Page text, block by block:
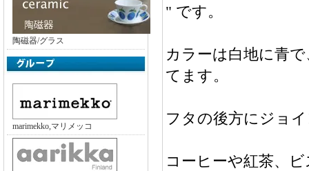
陶磁器/グラス
marimekko,マリメッコ
" です。
カラーは白地に青
てます。
フタの後方にジョ
コーヒーや紅茶、